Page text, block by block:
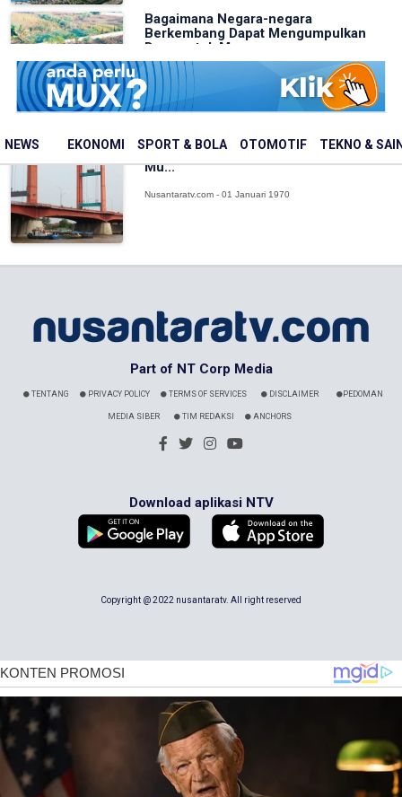
NEWS EKONOMI SPORT & BOLA OTOMOTIF TEKNO &
Bagaimana Negara-negara
Berkembang Dapat Mengumpulkan
Dana untuk Menga...
Nusantaratv.com - 01 Januari 1970
Produktivitas Primer di Perairan
Ekstrem dan Pelajaran dari Estuari
Mu...
Nusantaratv.com - 01 Januari 1970
Part of NT Corp Media
TENTANG PRIVACY POLICY TERMS OF SERVICES DISCLAIMER PEDOMAN
MEDIA SIBER TIM REDAKSI ANCHORS
Download aplikasi NTV
Copyright @ 2022 nusantaratv. All right reserved